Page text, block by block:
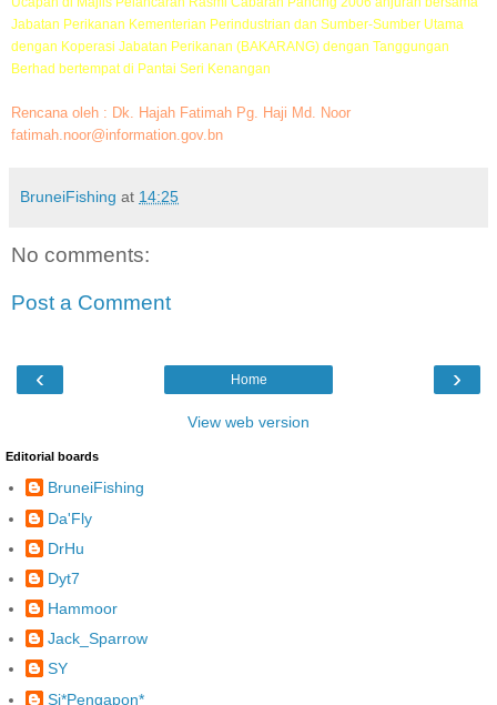
Jabatan Perikanan Kementerian Perindustrian dan Sumber-Sumber Utama
dengan Koperasi Jabatan Perikanan (BAKARANG) dengan Tanggungan
Berhad bertempat di Pantai Seri Kenangan
Rencana oleh : Dk. Hajah Fatimah Pg. Haji Md. Noor
fatimah.noor@information.gov.bn
BruneiFishing at 14:25
No comments:
Post a Comment
‹ ›
Home
View web version
Editorial boards
BruneiFishing
Da'Fly
DrHu
Dyt7
Hammoor
Jack_Sparrow
SY
Si*Pengapon*